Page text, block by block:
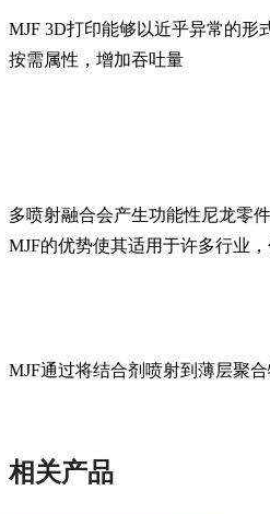
MJF 3D打印能够以近乎异常的形
按需属性，增加吞吐量
多喷射融合会产生功能性尼龙零
MJF的优势使其适用于许多行业
MJF通过将结合剂喷射到薄层聚
相关产品